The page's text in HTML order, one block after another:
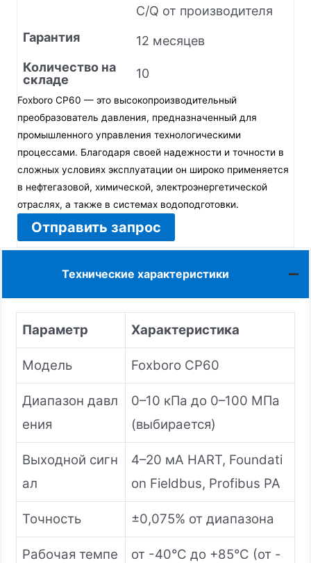
C/Q от производителя
Гарантия
12 месяцев
Количество на
складе
10
Foxboro CP60 — это высокопроизводительный
преобразователь давления, предназначенный для
промышленного управления технологическими
процессами. Благодаря своей надежности и точности в
сложных условиях эксплуатации он широко применяется
в нефтегазовой, химической, электроэнергетической
отраслях, а также в системах водоподготовки.
Отправить запрос
Технические характеристики
Параметр Характеристика
Модель Foxboro CP60
Диапазон давл
ения
0–10 кПа до 0–100 МПа
(выбирается)
Выходной сигн
ал
4–20 мА HART, Foundati
on Fieldbus, Profibus PA
Точность ±0,075% от диапазона
Рабочая темпе
от -40°C до +85°C (от -